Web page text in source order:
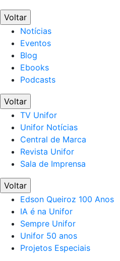
Voltar
Notícias
Eventos
Blog
Ebooks
Podcasts
Voltar
TV Unifor
Unifor Notícias
Central de Marca
Revista Unifor
Sala de Imprensa
Voltar
Edson Queiroz 100 Anos
IA é na Unifor
Sempre Unifor
Unifor 50 anos
Projetos Especiais